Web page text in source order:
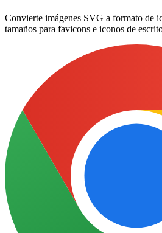
Convierte imágenes SVG a formato de
tamaños para favicons e iconos de